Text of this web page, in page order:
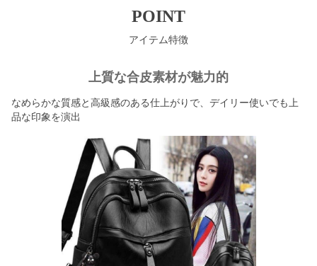
POINT
アイテム特徴
上質な合皮素材が魅力的
なめらかな質感と高級感のある仕上がりで、デイリー使いでも上
品な印象を演出